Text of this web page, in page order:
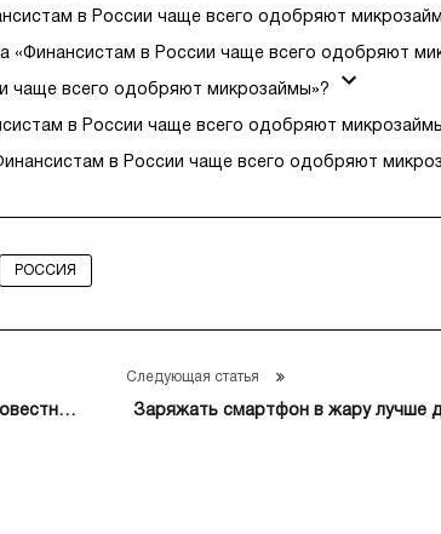
в России чаще всего одобряют
«Финансистам в России чаще всего одобряют
чаще всего одобряют микрозаймы»?
в России чаще всего одобряют
в России чаще всего одобряют
РОССИЯ
Следующая статья
Заряжать смартфон в жару лучше